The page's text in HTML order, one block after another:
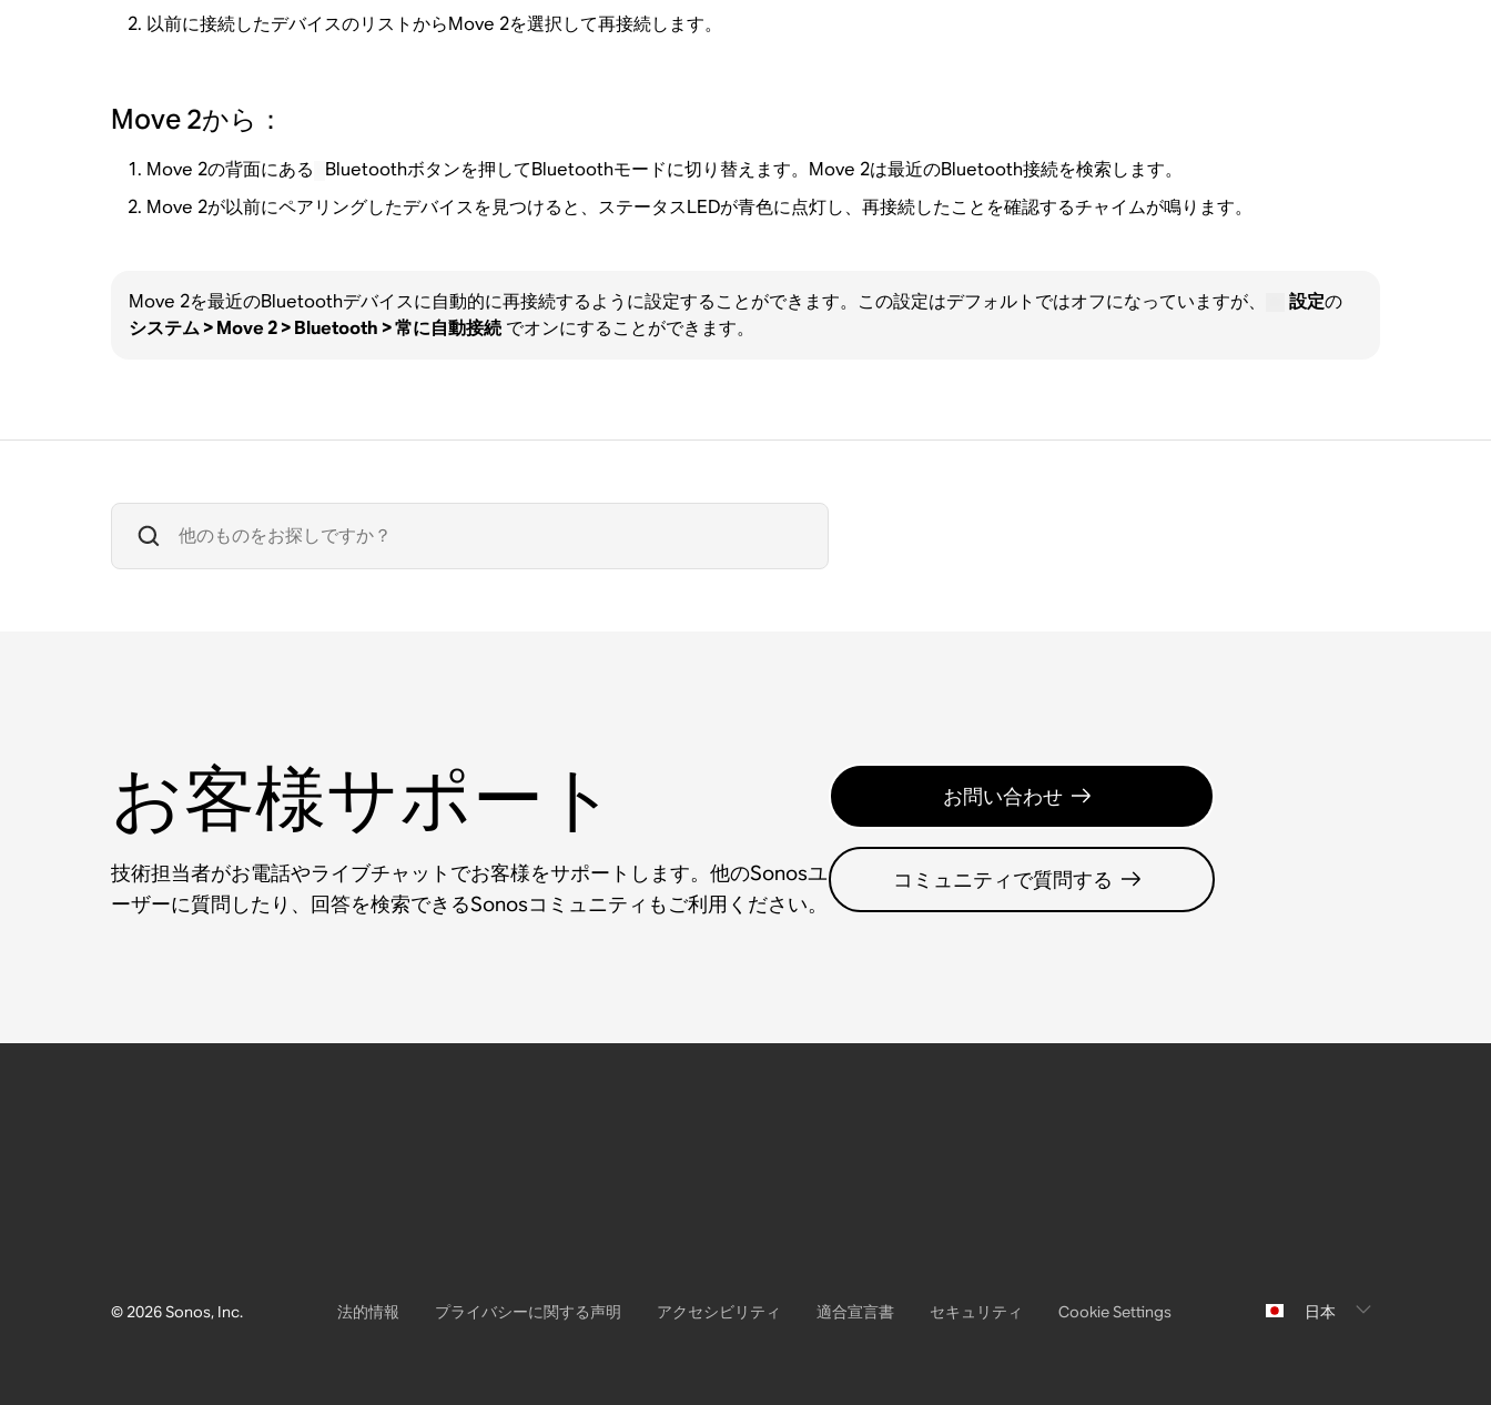
以前に接続したデバイスのリストからMove 2を選択して再接続します。
Move 2から：
Move 2の背面にある
Bluetoothボタンを押してBluetoothモードに切り替えます。Move 2は最近のBluetooth接続を検索します。
Move 2が以前にペアリングしたデバイスを見つけると、ステータスLEDが青色に点灯し、再接続したことを確認するチャイムが鳴ります。
Move 2を最近のBluetoothデバイスに自動的に再接続するように設定することができます。この設定はデフォルトではオフになっていますが、 設定の
システム > Move 2 > Bluetooth > 常に自動接続でオンにすることができます。
お客様サポート
技術担当者がお電話やライブチャットでお客様をサポートします。他のSonosユ
ーザーに質問したり、回答を検索できるSonosコミュニティもご利用ください。
お問い合わせ
コミュニティで質問する
© 2026 Sonos, Inc. 法的情報 プライバシーに関する声明 アクセシビリティ 適合宣言書 セキュリティ Cookie Settings 日本